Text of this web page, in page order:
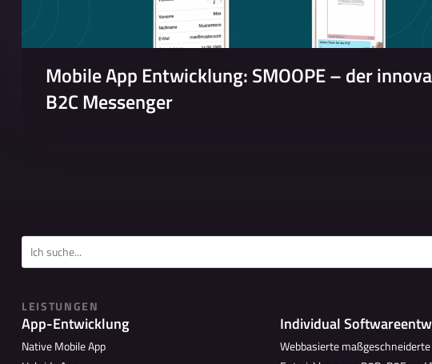
Mobile App Entwicklung: SMOOPE – der
B2C Messenger
LEISTUNGEN
App-Entwicklung
Native Mobile App
Individual
Webbasierte